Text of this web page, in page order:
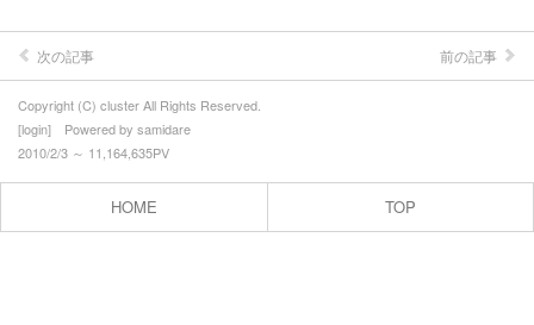
次の記事 前の記事
Copyright (C) cluster All Rights Reserved.
[login] Powered by samidare
2010/2/3 ～ 11,164,635PV
HOME TOP